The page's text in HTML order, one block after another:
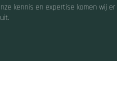
kennis en expertise komen wij